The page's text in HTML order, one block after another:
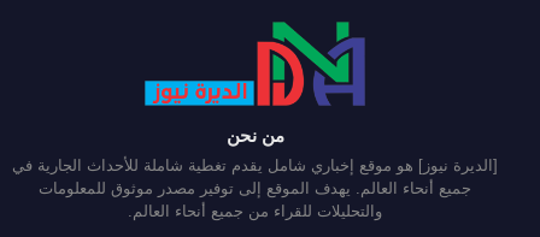
من نحن
[الديرة نيوز] هو موقع إخباري شامل يقدم تغطية شاملة للأحداث الجارية في
جميع أنحاء العالم. يهدف الموقع إلى توفير مصدر موثوق للمعلومات
والتحليلات للقراء من جميع أنحاء العالم.